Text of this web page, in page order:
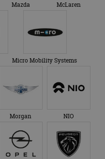
Mazda McLaren
Micro Mobility Systems
Morgan NIO